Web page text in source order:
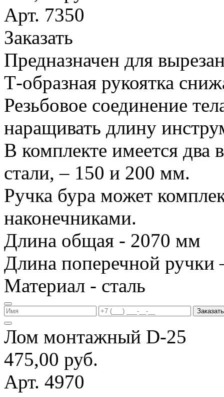
Арт. 7350
Заказать
Предназначен для
Т-образная рукоятка
Резьбовое соединение
наращивать длину
В комплекте имеется два
стали, – 150 и 200 мм.
Ручка бура может
наконечниками.
Длина общая - 2070 мм
Длина поперечной ручки
Материал - сталь
Заказать
Лом монтажный D-25
475,00 руб.
Арт. 4970